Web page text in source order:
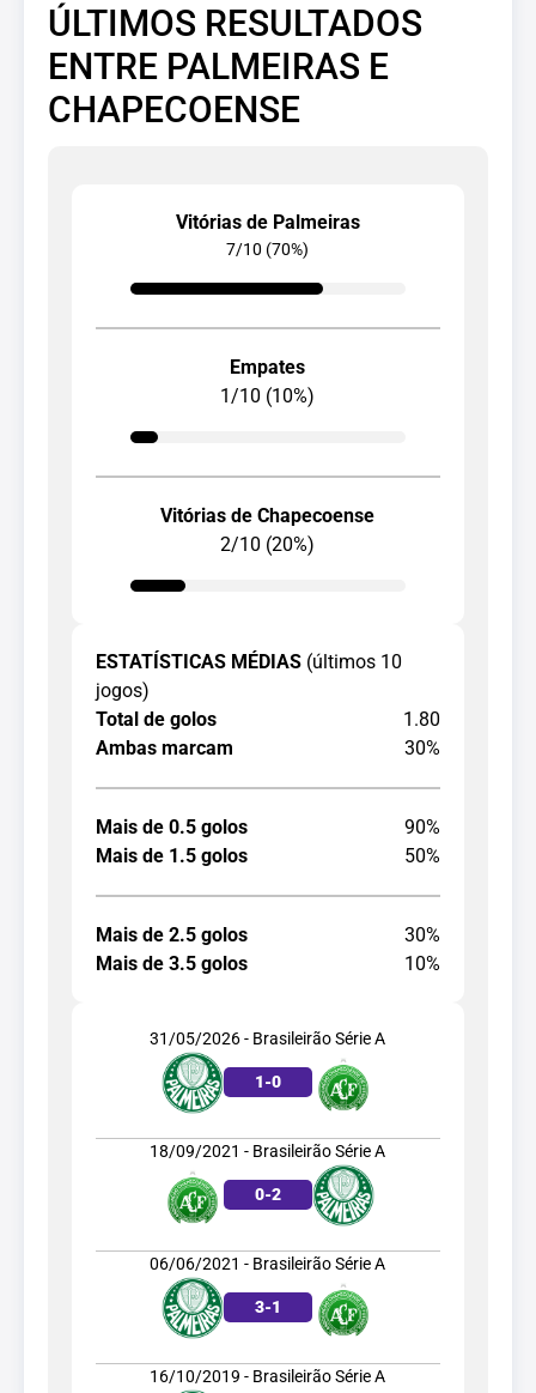
ÚLTIMOS RESULTADOS
ENTRE PALMEIRAS E
CHAPECOENSE
Vitórias de Palmeiras
7/10 (70%)
Empates
1/10 (10%)
Vitórias de Chapecoense
2/10 (20%)
ESTATÍSTICAS MÉDIAS (últimos 10
jogos)
Total de golos
1.80
Ambas marcam
30%
Mais de 0.5 golos
90%
Mais de 1.5 golos
50%
Mais de 2.5 golos
30%
Mais de 3.5 golos
10%
31/05/2026 - Brasileirão Série A
1-0
18/09/2021 - Brasileirão Série A
0-2
06/06/2021 - Brasileirão Série A
3-1
16/10/2019 - Brasileirão Série A